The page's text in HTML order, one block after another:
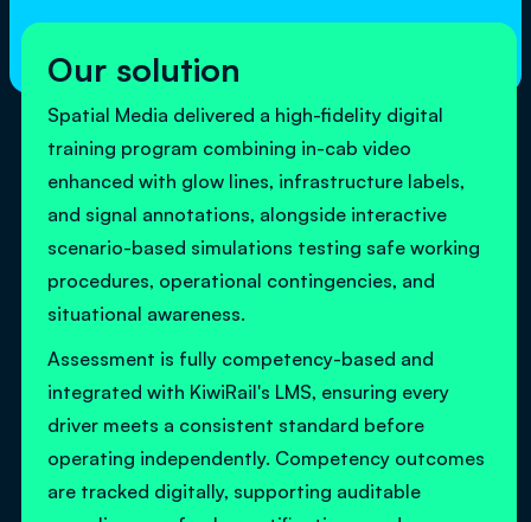
Our solution
Spatial Media delivered a high-fidelity digital
training program combining in-cab video
enhanced with glow lines, infrastructure labels,
and signal annotations, alongside interactive
scenario-based simulations testing safe working
procedures, operational contingencies, and
situational awareness.
Assessment is fully competency-based and
integrated with KiwiRail's LMS, ensuring every
driver meets a consistent standard before
operating independently. Competency outcomes
are tracked digitally, supporting auditable